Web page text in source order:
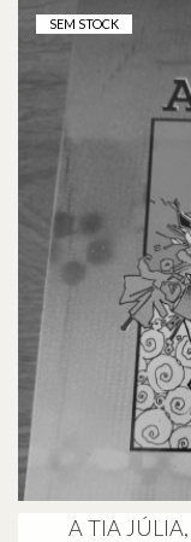
SEM STOCK
A TIA